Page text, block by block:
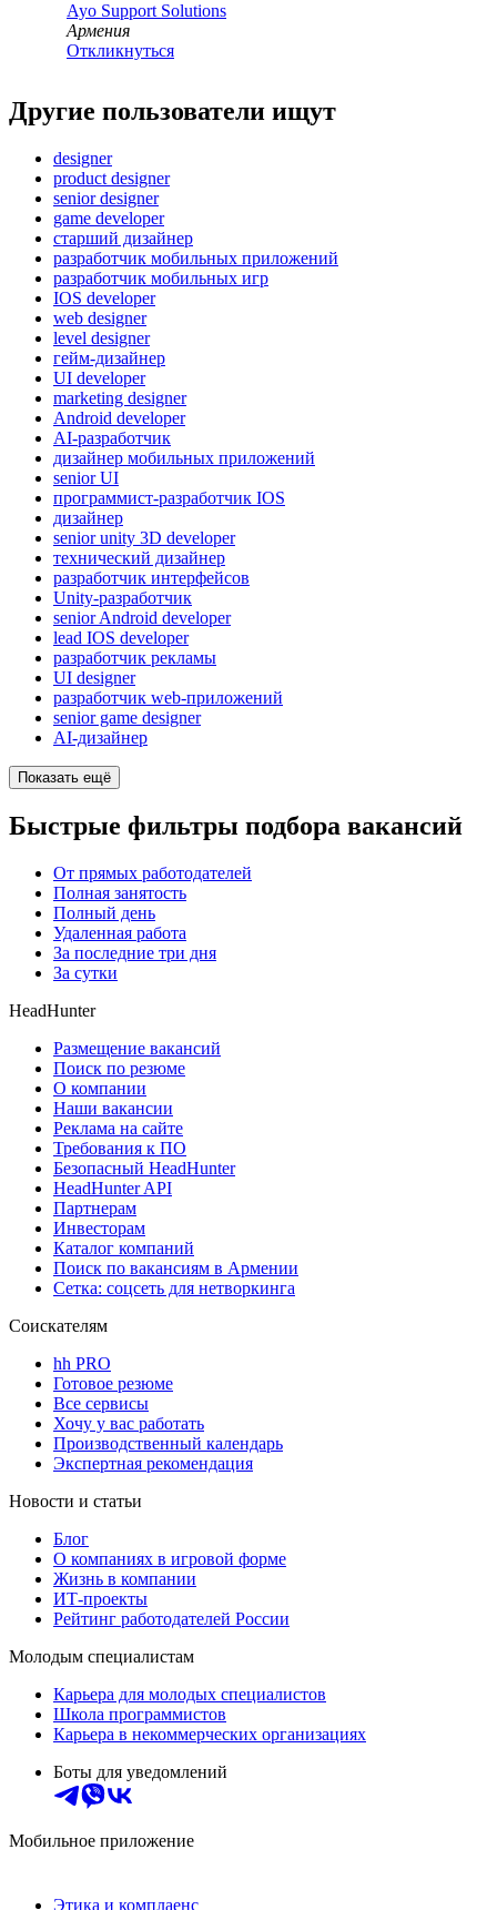
Ayo Support Solutions
Армения
Откликнуться
Другие пользователи ищут
designer
product designer
senior designer
game developer
старший дизайнер
разработчик мобильных приложений
разработчик мобильных игр
IOS developer
web designer
level designer
гейм-дизайнер
UI developer
marketing designer
Android developer
AI-разработчик
дизайнер мобильных приложений
senior UI
программист-разработчик IOS
дизайнер
senior unity 3D developer
технический дизайнер
разработчик интерфейсов
Unity-разработчик
senior Android developer
lead IOS developer
разработчик рекламы
UI designer
разработчик web-приложений
senior game designer
AI-дизайнер
Показать ещё
Быстрые фильтры подбора вакансий
От прямых работодателей
Полная занятость
Полный день
Удаленная работа
За последние три дня
За сутки
HeadHunter
Размещение вакансий
Поиск по резюме
О компании
Наши вакансии
Реклама на сайте
Требования к ПО
Безопасный HeadHunter
HeadHunter API
Партнерам
Инвесторам
Каталог компаний
Поиск по вакансиям в Армении
Сетка: соцсеть для нетворкинга
Соискателям
hh PRO
Готовое резюме
Все сервисы
Хочу у вас работать
Производственный календарь
Экспертная рекомендация
Новости и статьи
Блог
О компаниях в игровой форме
Жизнь в компании
ИТ-проекты
Рейтинг работодателей России
Молодым специалистам
Карьера для молодых специалистов
Школа программистов
Карьера в некоммерческих организациях
Боты для уведомлений
Мобильное приложение
Этика и комплаенс